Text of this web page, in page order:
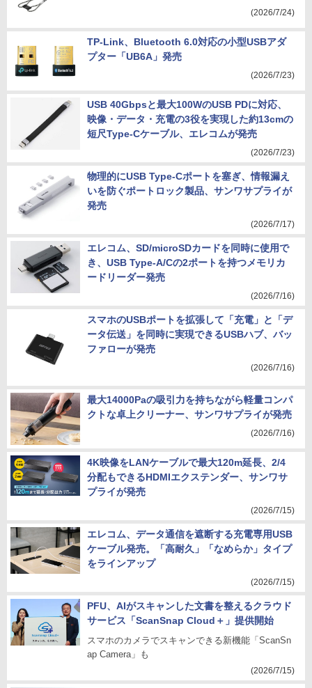
(2026/7/24)
TP-Link、Bluetooth 6.0対応の小型USBアダ
プター「UB6A」発売
(2026/7/23)
USB 40Gbpsと最大100WのUSB PDに対応、
映像・データ・充電の3役を実現した約13cmの
短尺Type-Cケーブル、エレコムが発売
(2026/7/23)
物理的にUSB Type-Cポートを塞ぎ、情報漏え
いを防ぐポートロック製品、サンワサプライが
発売
(2026/7/17)
エレコム、SD/microSDカードを同時に使用で
き、USB Type-A/Cの2ポートを持つメモリカ
ードリーダー発売
(2026/7/16)
スマホのUSBポートを拡張して「充電」と「デ
ータ伝送」を同時に実現できるUSBハブ、バッ
ファローが発売
(2026/7/16)
最大14000Paの吸引力を持ちながら軽量コンパ
クトな卓上クリーナー、サンワサプライが発売
(2026/7/16)
4K映像をLANケーブルで最大120m延長、2/4
分配もできるHDMIエクステンダー、サンワサ
プライが発売
(2026/7/15)
エレコム、データ通信を遮断する充電専用USB
ケーブル発売。「高耐久」「なめらか」タイプ
をラインアップ
(2026/7/15)
PFU、AIがスキャンした文書を整えるクラウド
サービス「ScanSnap Cloud＋」提供開始
スマホのカメラでスキャンできる新機能「ScanSn
ap Camera」も
(2026/7/15)